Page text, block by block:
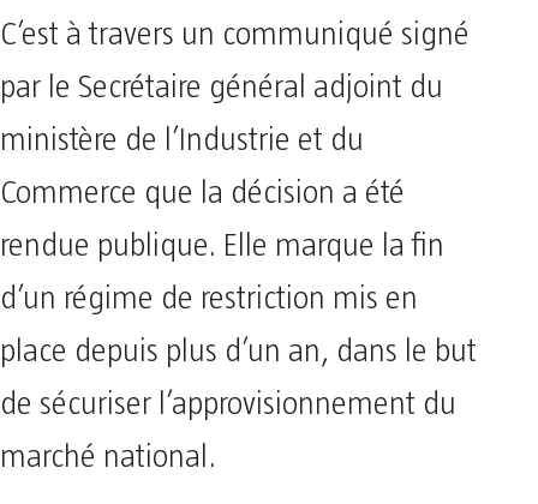
C’est à travers un communiqué signé
par le Secrétaire général adjoint du
ministère de l’Industrie et du
Commerce que la décision a été
rendue publique. Elle marque la fin
d’un régime de restriction mis en
place depuis plus d’un an, dans le but
de sécuriser l’approvisionnement du
marché national.